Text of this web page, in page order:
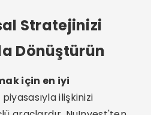
Stratejinizi
Dönüştürün
için en iyi
piyasasıyla ilişkinizi